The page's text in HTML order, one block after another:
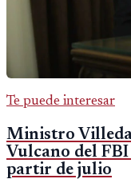
Te puede interesar
Ministro
Vulcano del
partir de julio